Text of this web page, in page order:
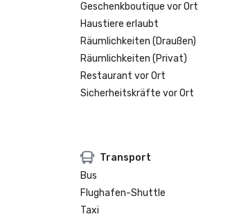
Geschenkboutique vor Ort
Haustiere erlaubt
Räumlichkeiten (Draußen)
Räumlichkeiten (Privat)
Restaurant vor Ort
Sicherheitskräfte vor Ort
Transport
Bus
Flughafen-Shuttle
Taxi